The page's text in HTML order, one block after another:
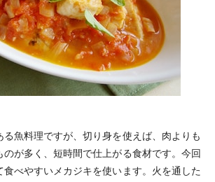
魚料理ですが、切り身を使えば、肉よりも
が多く、短時間で仕上がる食材です。今回
食べやすいメカジキを使います。火を通した